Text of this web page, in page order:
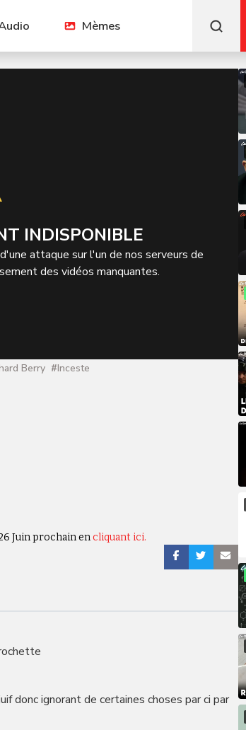
Mèmes
INDISPONIBLE
attaque sur l'un de nos serveurs de
des vidéos manquantes.
Berry #Inceste
Juin prochain encliquant ici.
donc ignorant de certaines choses par ci par